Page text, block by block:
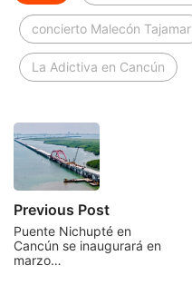
concierto Malecón Tajamar
La Adictiva en Cancún
Previous Post
Puente Nichupté en
Cancún se inaugurará en
marzo…